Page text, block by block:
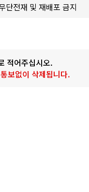
전재 및 재배포 금지
적어주십시오.
보없이 삭제됩니다.